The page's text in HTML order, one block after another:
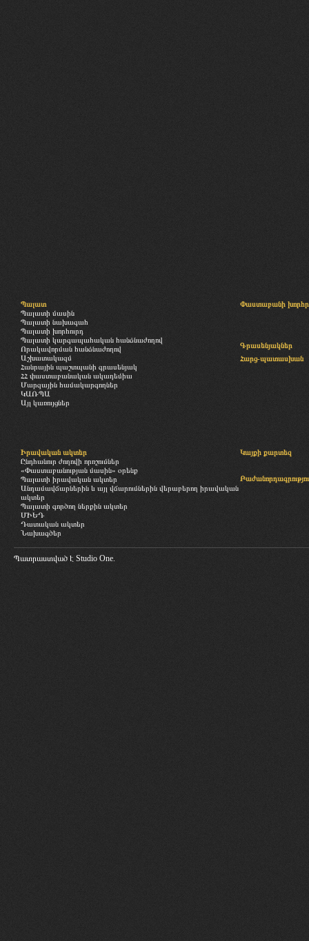
Պալատ
Պալատի մասին
Պալատի նախագահ
Պալատի խորհուրդ
Պալատի կարգապահական հանձնաժողով
Որակավորման հանձնաժողով
Աշխատակազմ
Հանրային պաշտպանի գրասենյակ
ՀՀ փաստաբանական ակադեմիա
Մարզային համակարգողներ
ԿԱՌՊԱ
Այլ կառույցներ
Փաստաբանի
Գրասենյակներ
Հարց-պատասխան
Իրավական ակտեր
Ընդհանուր ժողովի որոշումներ
«Փաստաբանության մասին» օրենք
Պալատի իրավական ակտեր
Անդամավճարներին և այլ վճարումներին վերաբերող իրավական
ակտեր
Պալատի գործող ներքին ակտեր
ՄԻԵԴ
Դատական ակտեր
Նախագծեր
Կայքի քարտեզ
Պատրաստված է Studio One.